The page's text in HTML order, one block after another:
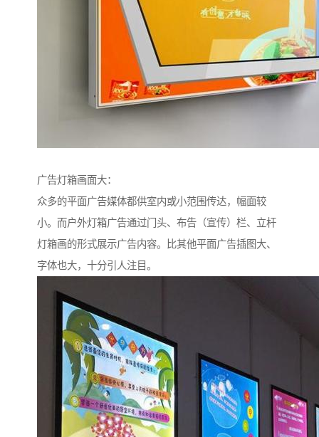
广告灯箱画面大：
众多的平面广告媒体都供室内或小范围传达，幅面较
小。而户外灯箱广告通过门头、布告（宣传）栏、立杆
灯箱画的形式展示广告内容。比其他平面广告插图大、
字体也大，十分引人注目。